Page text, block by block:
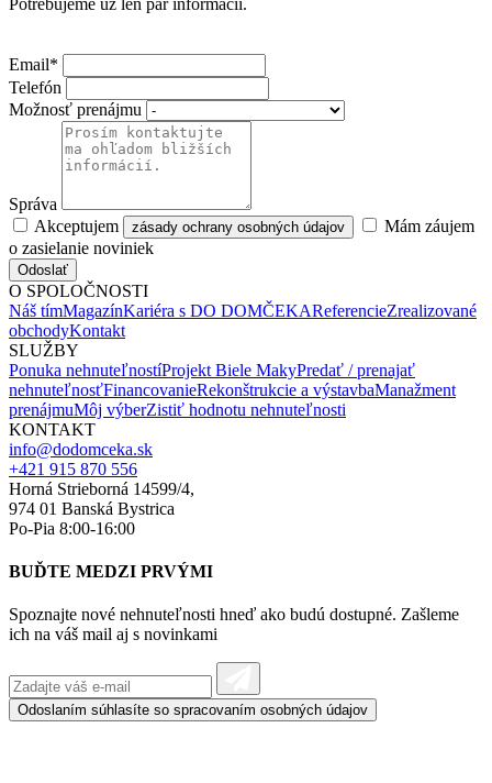
Email*
Telefón
Možnosť prenájmu
Správa
Akceptujem
zásady ochrany osobných údajov
Mám záujem
o zasielanie noviniek
Odoslať
O SPOLOČNOSTI
Náš tímMagazínKariéra s DO DOMČEKAReferencieZrealizované
obchodyKontakt
SLUŽBY
Ponuka nehnuteľnostíProjekt Biele MakyPredať / prenajať
nehnuteľnosťFinancovanieRekonštrukcie a výstavbaManažment
prenájmuMôj výberZistiť hodnotu nehnuteľnosti
KONTAKT
info@dodomceka.sk
+421 915 870 556
Horná Strieborná 14599/4,
974 01 Banská Bystrica
Po-Pia 8:00-16:00
BUĎTE MEDZI PRVÝMI
Spoznajte nové nehnuteľnosti hneď ako budú dostupné. Zašleme
ich na váš mail aj s novinkami
Odoslaním súhlasíte so spracovaním osobných údajov